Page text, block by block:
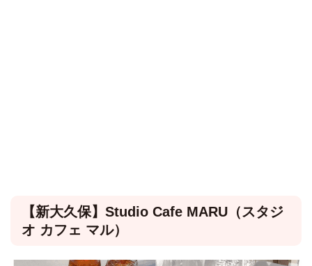
【新大久保】Studio Cafe MARU（スタジ
オ カフェ マル）